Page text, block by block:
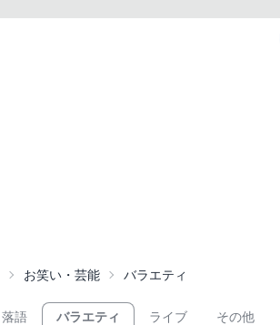
お笑い・芸能 バラエティ
落語 バラエティ ライブ その他